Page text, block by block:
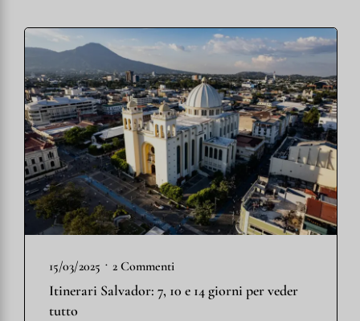
15/03/2025 • 2 Commenti
Itinerari Salvador: 7, 10 e 14 giorni per veder
tutto